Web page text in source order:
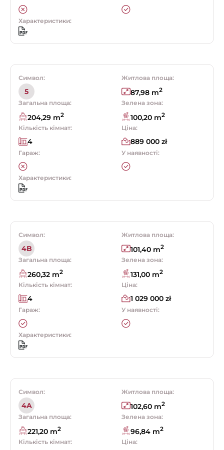
Характеристики:
Символ:
5
Житлова площа:
87,98 m2
Загальна площа:
204,29 m2
Зелена зона:
100,20 m2
Кількість кімнат:
4
Ціна:
889 000 zł
Гараж: У наявності:
Характеристики:
Символ:
4B
Житлова площа:
101,40 m2
Загальна площа:
260,32 m2
Зелена зона:
131,00 m2
Кількість кімнат:
4
Ціна:
1 029 000 zł
Гараж: У наявності:
Характеристики:
Символ:
4A
Житлова площа:
102,60 m2
Загальна площа:
221,20 m2
Зелена зона:
96,84 m2
Кількість кімнат: Ціна: